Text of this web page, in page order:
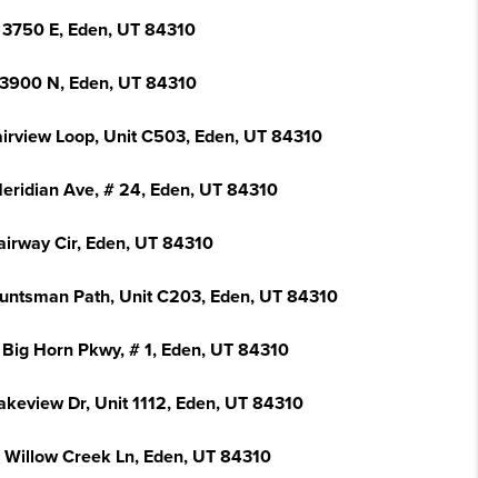
E, Eden, UT 84310
N, Eden, UT 84310
Loop, Unit C503, Eden, UT 84310
Ave, # 24, Eden, UT 84310
Cir, Eden, UT 84310
Path, Unit C203, Eden, UT 84310
Horn Pkwy, # 1, Eden, UT 84310
Dr, Unit 1112, Eden, UT 84310
Creek Ln, Eden, UT 84310